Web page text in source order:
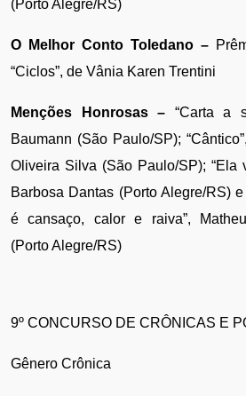
(Porto Alegre/RS)
O Melhor Conto Toledano –
“Ciclos”, de Vânia Karen Trentini
Menções Honrosas – “Carta a
Baumann (São Paulo/SP);
Oliveira Silva (São Paulo/SP); “Ela
Barbosa Dantas (Porto Alegre/RS)
é cansaço, calor e raiva”,
(Porto Alegre/RS)
9º CONCURSO DE CRÔNICAS E
Gênero Crônica